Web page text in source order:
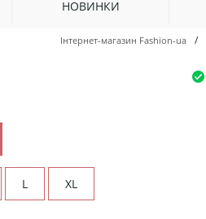
НОВИНКИ
Інтернет-магазин Fashion-ua /
L XL